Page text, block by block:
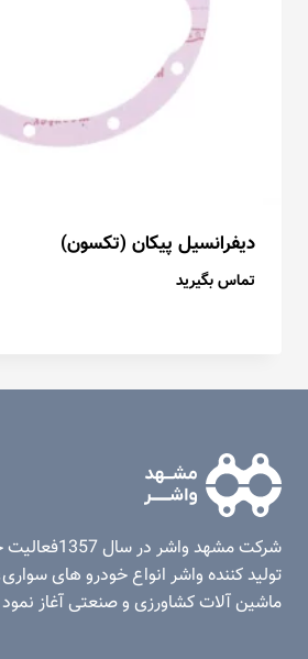
دیفرانسیل پیکان (تکسون)
تماس بگیرید
شرکت مشهد واشر
توليد کننده واشر انواع خودرو های
ماشين آلات کشاورزی و صنعتی آغاز نمود